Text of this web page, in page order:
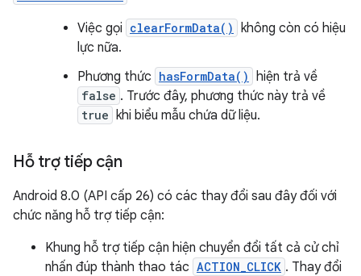
Việc gọi clearFormData() không còn có hiệu
lực nữa.
Phương thức hasFormData() hiện trả về
false . Trước đây, phương thức này trả về
true khi biểu mẫu chứa dữ liệu.
Hỗ trợ tiếp cận
Android 8.0 (API cấp 26) có các thay đổi sau đây đối với
chức năng hỗ trợ tiếp cận:
Khung hỗ trợ tiếp cận hiện chuyển đổi tất cả cử chỉ
nhấn đúp thành thao tác ACTION_CLICK . Thay đổi